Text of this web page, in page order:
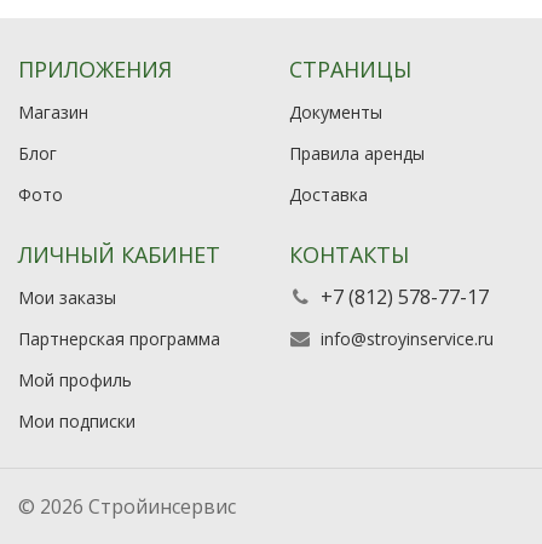
ПРИЛОЖЕНИЯ
Магазин
Блог
Фото
СТРАНИЦЫ
Документы
Правила аренды
Доставка
ЛИЧНЫЙ КАБИНЕТ
Мои заказы
Партнерская программа
Мой профиль
Мои подписки
КОНТАКТЫ
+7 (812) 578-77-17
info@stroyinservice.ru
© 2026 Стройинсервис